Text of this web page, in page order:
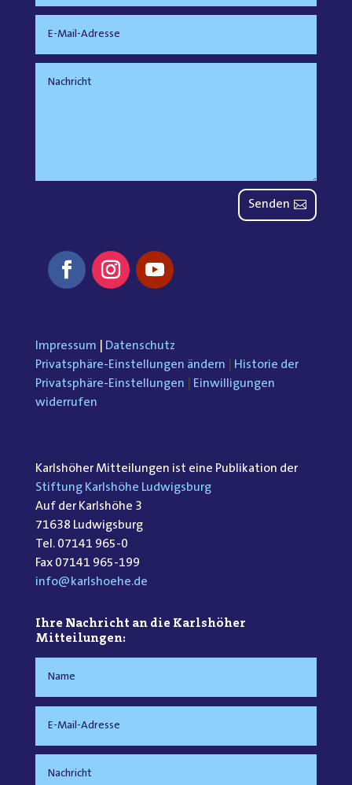
Senden
Impressum
Datenschutz
Privatsphäre-Einstellungen ändern
Historie der
Privatsphäre-Einstellungen
Einwilligungen
widerrufen
Karlshöher Mitteilungen ist eine Publikation der
Stiftung Karlshöhe Ludwigsburg
Auf der Karlshöhe 3
71638 Ludwigsburg
Tel. 07141 965-0
Fax 07141 965-199
info@karlshoehe.de
Ihre Nachricht an die Karlshöher
Mitteilungen: